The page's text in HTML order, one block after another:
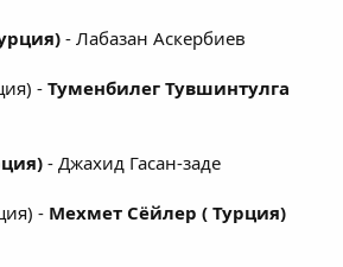
- Лабазан Аскербиев
- Туменбилег Тувшинтулга
- Джахид Гасан-заде
- Мехмет Сёйлер ( Турция)